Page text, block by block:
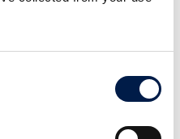
gesetzliche
nur, wenn der